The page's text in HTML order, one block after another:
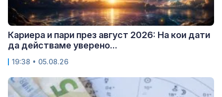
Кариера и пари през август 2026: На кои дати
да действаме уверено...
19:38 • 05.08.26